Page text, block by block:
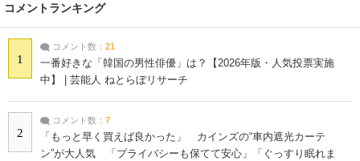
コメントランキング
1
コメント数： 21
一番好きな「韓国の男性俳優」は？【2026年版・人気投票実施
中】 | 芸能人 ねとらぼリサーチ
2
コメント数： 7
「もっと早く買えば良かった」 カインズの“車内遮光カーテ
ン”が大人気 「プライバシーも保てて安心」「ぐっすり眠れま